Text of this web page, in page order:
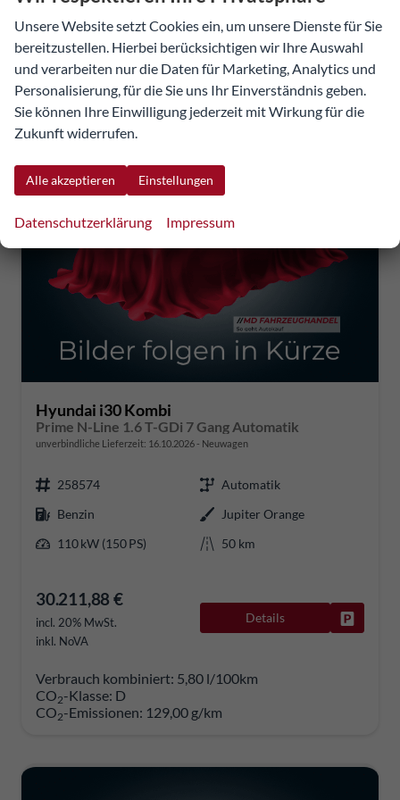
inkl. NoVA
Verbrauch kombiniert:5,80 l/100km
CO2-Klasse: D
CO2-Emissionen:129,00 g/km
Hyundai i30 Kombi
Prime N-Line 1.6 T-GDi 7 Gang Automatik
unverbindliche Lieferzeit: 16.10.2026 Neuwagen
258574
Automatik
Benzin
Jupiter Orange
110 kW (150 PS)
50 km
30.211,88 €
incl. 20% MwSt.
inkl. NoVA
Details
Verbrauch kombiniert: 5,80 l/100km
CO2-Klasse: D
CO2-Emissionen: 129,00 g/km
Unsere Website setzt Cookies ein, um unsere Dienste für Sie
bereitzustellen. Hierbei berücksichtigen wir Ihre Auswahl
und verarbeiten nur die Daten für Marketing, Analytics und
Personalisierung, für die Sie uns Ihr Einverständnis geben.
Sie können Ihre Einwilligung jederzeit mit Wirkung für die
Zukunft widerrufen.
Alle akzeptieren Einstellungen
Datenschutzerklärung Impressum